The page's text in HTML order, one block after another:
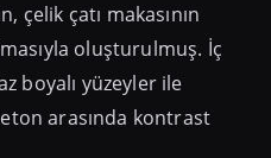
çelik çatı makasının
oluşturulmuş. İç
boyalı yüzeyler ile
arasında kontrast